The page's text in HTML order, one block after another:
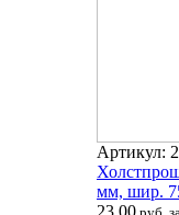
Артикул:
мм, шир.